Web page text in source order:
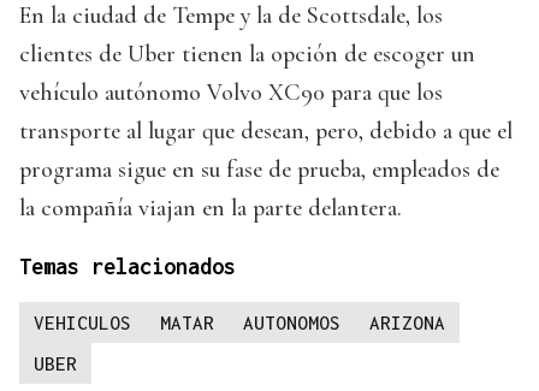
En la ciudad de Tempe y la de Scottsdale, los
clientes de Uber tienen la opción de escoger un
vehículo autónomo Volvo XC90 para que los
transporte al lugar que desean, pero, debido a que el
programa sigue en su fase de prueba, empleados de
la compañía viajan en la parte delantera.
Temas relacionados
VEHICULOS MATAR AUTONOMOS
ARIZONA
UBER